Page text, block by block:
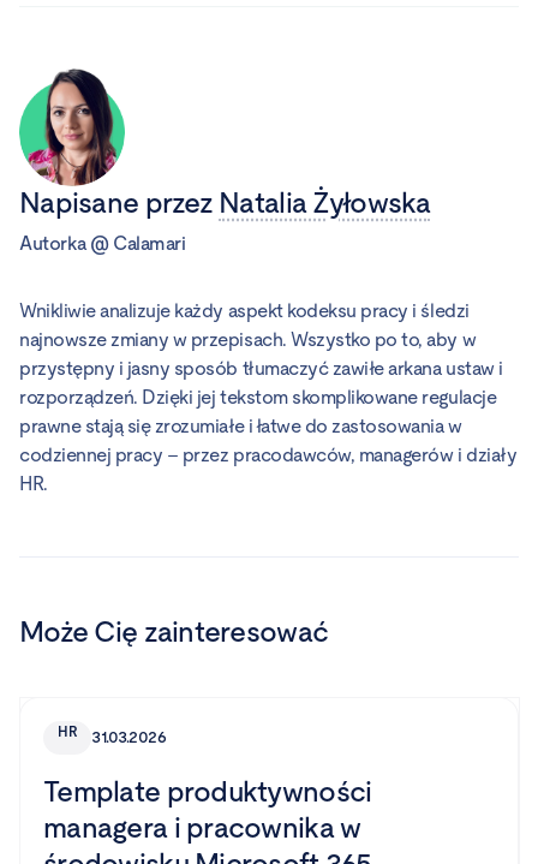
Napisane przez Natalia Żyłowska
Autorka@ Calamari
Wnikliwie analizuje każdy aspekt kodeksu pracy i śledzi
najnowsze zmiany w przepisach. Wszystko po to, aby w
przystępny i jasny sposób tłumaczyć zawiłe arkana ustaw i
rozporządzeń. Dzięki jej tekstom skomplikowane regulacje
prawne stają się zrozumiałe i łatwe do zastosowania w
codziennej pracy – przez pracodawców, managerów i działy
HR.
Może Cię zainteresować
HR 31.03.2026
Template produktywności
managera i pracownika w